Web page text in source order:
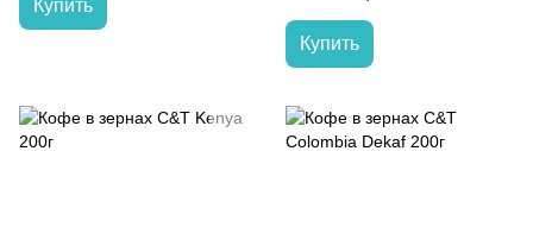
Купить
Купить